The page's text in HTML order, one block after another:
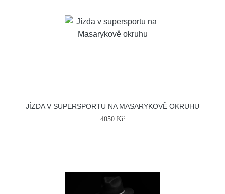
JÍZDA V SUPERSPORTU NA MASARYKOVĚ OKRUHU
4050 Kč